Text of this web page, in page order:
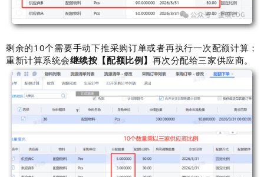
剩余的10个需要手动下推采购订单或者再执行一次配额计算；
重新计算系统会继续按【配额比例】 再次分配给三家供应商。